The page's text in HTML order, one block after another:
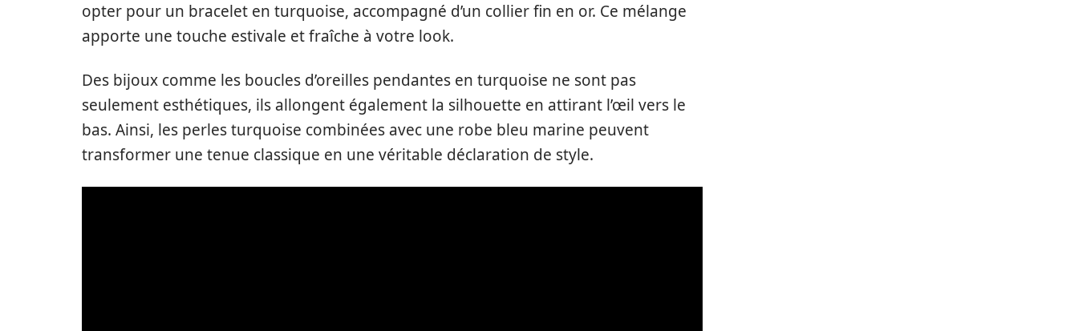
opter pour un bracelet en turquoise, accompagné d’un collier fin en or. Ce mélange
apporte une touche estivale et fraîche à votre look.
Des bijoux comme les boucles d’oreilles pendantes en turquoise ne sont pas
seulement esthétiques, ils allongent également la silhouette en attirant l’œil vers le
bas. Ainsi, les perles turquoise combinées avec une robe bleu marine peuvent
transformer une tenue classique en une véritable déclaration de style.